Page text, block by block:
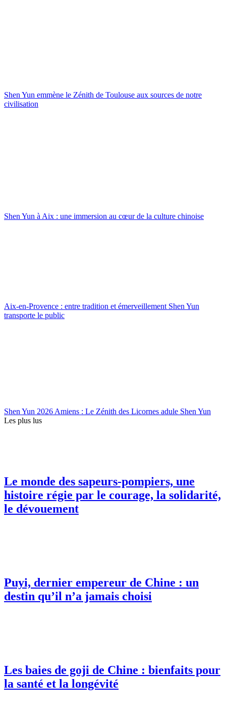
Shen Yun emmène le Zénith de Toulouse aux sources de notre
civilisation
Shen Yun à Aix : une immersion au cœur de la culture chinoise
Aix-en-Provence : entre tradition et émerveillement Shen Yun
transporte le public
Shen Yun 2026 Amiens : Le Zénith des Licornes adule Shen Yun
Les plus lus
Le monde des sapeurs-pompiers, une
histoire régie par le courage, la solidarité,
le dévouement
Puyi, dernier empereur de Chine : un
destin qu’il n’a jamais choisi
Les baies de goji de Chine : bienfaits pour
la santé et la longévité